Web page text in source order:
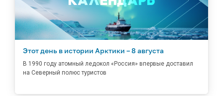
Этот день в истории Арктики – 8 августа
В 1990 году атомный ледокол «Россия» впервые доставил
на Северный полюс туристов